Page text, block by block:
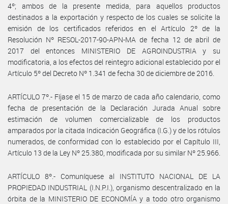
4º; ambos de la presente medida, para aquellos productos
destinados a la exportación y respecto de los cuales se solicite la
emisión de los certificados referidos en el Artículo 2º de la
Resolución Nº RESOL-2017-90-APN-MA de fecha 12 de abril de
2017 del entonces MINISTERIO DE AGROINDUSTRIA y su
modificatoria, a los efectos del reintegro adicional establecido por el
Artículo 5º del Decreto Nº 1.341 de fecha 30 de diciembre de 2016.
ARTÍCULO 7º.- Fíjase el 15 de marzo de cada año calendario, como
fecha de presentación de la Declaración Jurada Anual sobre
estimación de volumen comercializable de los productos
amparados por la citada Indicación Geográfica (I.G.) y de los rótulos
numerados, de conformidad con lo establecido por el Capítulo III,
Artículo 13 de la Ley Nº 25.380, modificada por su similar Nº 25.966.
ARTÍCULO 8º.- Comuníquese al INSTITUTO NACIONAL DE LA
PROPIEDAD INDUSTRIAL (I.N.P.I.), organismo descentralizado en la
órbita de la MINISTERIO DE ECONOMÍA y a todo otro organismo